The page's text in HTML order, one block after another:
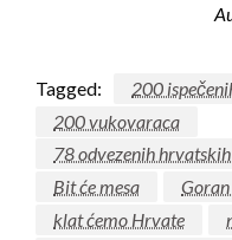
Tagged:
200
200 vukovaraca
78 odvezenih
Bit će mesa
klat ćemo Hrvate